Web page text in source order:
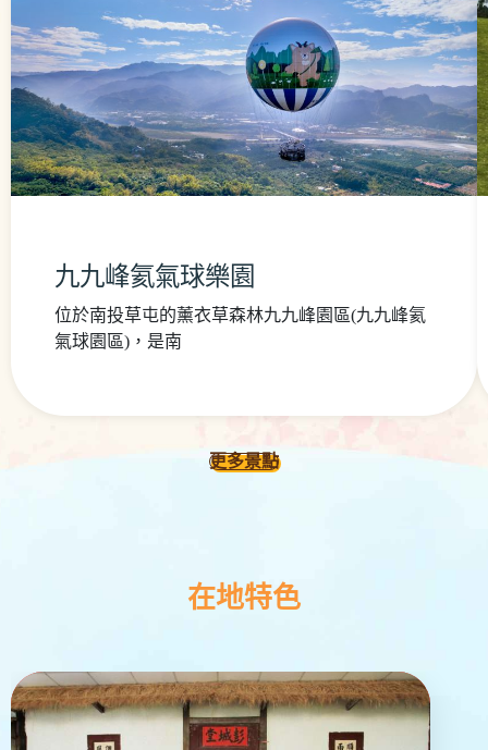
九九峰氦氣球樂園
位於南投草屯的薰衣草森林九九峰園區(九九峰氦
氣球園區)，是南
更多景點
在地特色